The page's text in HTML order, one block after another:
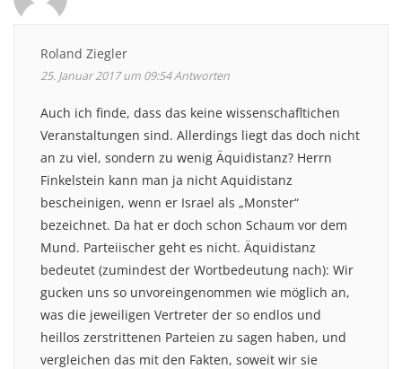
Roland Ziegler
25. Januar 2017 um 09:54Antworten
Auch ich finde, dass das keine wissenschafltichen
Veranstaltungen sind. Allerdings liegt das doch nicht
an zu viel, sondern zu wenig Äquidistanz? Herrn
Finkelstein kann man ja nicht Aquidistanz
bescheinigen, wenn er Israel als „Monster“
bezeichnet. Da hat er doch schon Schaum vor dem
Mund. Parteiischer geht es nicht. Äquidistanz
bedeutet (zumindest der Wortbedeutung nach): Wir
gucken uns so unvoreingenommen wie möglich an,
was die jeweiligen Vertreter der so endlos und
heillos zerstrittenen Parteien zu sagen haben, und
vergleichen das mit den Fakten, soweit wir sie